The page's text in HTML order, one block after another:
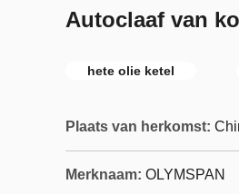
Autoclaaf van
hete olie ketel
Plaats van herkomst:
Merknaam: OLYMSPAN